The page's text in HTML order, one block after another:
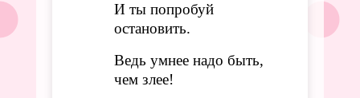
И ты попробуй
остановить.
Ведь умнее надо быть,
чем злее!